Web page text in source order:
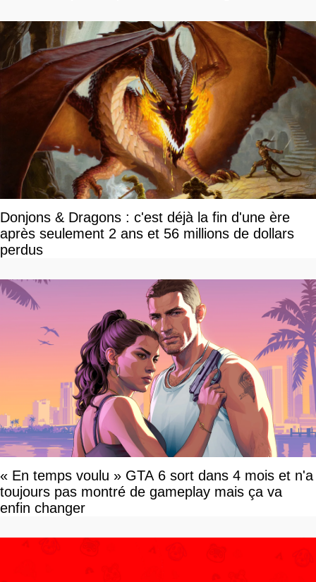
Donjons & Dragons : c'est déjà la fin d'une ère
après seulement 2 ans et 56 millions de dollars
perdus
« En temps voulu » GTA 6 sort dans 4 mois et n'a
toujours pas montré de gameplay mais ça va
enfin changer